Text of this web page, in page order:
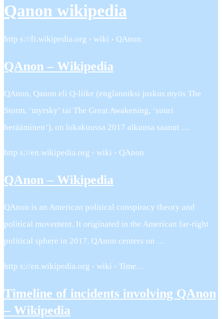
Qanon wikipedia
http s://fi.wikipedia.org › wiki › QAnon
QAnon – Wikipedia
QAnon, Qanon eli Q-liike (englanniksi joskus myös The
Storm, ‘myrsky’ tai The Great Awakening, ‘suuri
herääminen’), on lokakuussa 2017 alkunsa saanut …
http s://en.wikipedia.org › wiki › QAnon
QAnon – Wikipedia
QAnon is an American political conspiracy theory and
political movement. It originated in the American far-right
political sphere in 2017. QAnon centers on …
http s://en.wikipedia.org › wiki › Time…
Timeline of incidents involving QAnon
– Wikipedia